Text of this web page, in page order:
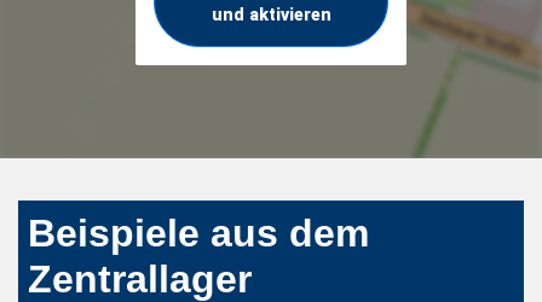
und aktivieren
Beispiele aus dem
Zentrallager